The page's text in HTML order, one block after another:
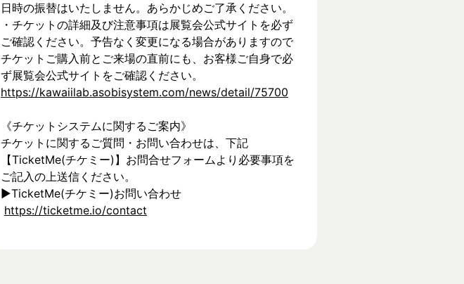
日時の振替はいたしません。あらかじめご了承ください。
・チケットの詳細及び注意事項は展覧会公式サイトを必ず
ご確認ください。予告なく変更になる場合がありますので
チケットご購入前とご来場の直前にも、お客様ご自身で必
ず展覧会公式サイトをご確認ください。
https://kawaiilab.asobisystem.com/news/detail/75700
《チケットシステムに関するご案内》
チケットに関するご質問・お問い合わせは、下記
【TicketMe(チケミー)】お問合せフォームより必要事項を
ご記入の上送信ください。
▶︎TicketMe(チケミー)お問い合わせ
https://ticketme.io/contact